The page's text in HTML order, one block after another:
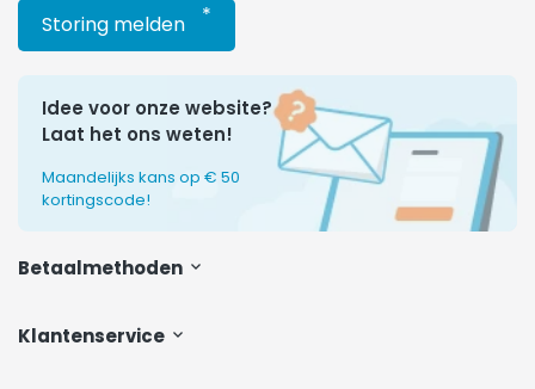
Klantenservice
Storing melden *
Idee voor onze website?
Laat het ons weten!
Maandelijks kans op € 50
kortingscode!
Betaalmethoden